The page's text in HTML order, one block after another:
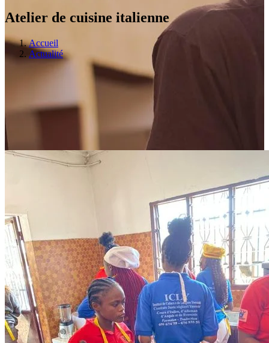
Atelier de cuisine italienne
Accueil
Actualité